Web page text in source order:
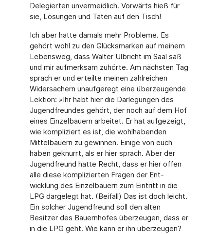
Delegierten unvermeidlich. Vorwärts hieß für
sie, Lösungen und Taten auf den Tisch!
Ich aber hatte damals mehr Probleme. Es
gehört wohl zu den Glücksmarken auf meinem
Lebensweg, dass Walter Ulbricht im Saal saß
und mir aufmerksam zuhörte. Am nächsten Tag
sprach er und erteilte meinen zahlreichen
Widersachern unaufgeregt eine überzeugen­de
Lektion: »Ihr habt hier die Darlegungen des
Jugendfreundes gehört, der noch auf dem Hof
eines Einzelbauern arbeitet. Er hat aufgezeigt,
wie kompliziert es ist, die wohlhaben­den
Mittelbauern zu gewinnen. Einige von euch
haben geknurrt, als er hier sprach. Aber der
Jugendfreund hatte Recht, dass er hier offen
alle diese komplizierten Fragen der Ent­
wicklung des Einzelbauern zum Eintritt in die
LPG dargelegt hat. (Beifall) Das ist doch leicht.
Ein solcher Jugendfreund soll den alten
Besitzer des Bauernhofes überzeugen, dass er
in die LPG geht. Wie kann er ihn überzeugen?